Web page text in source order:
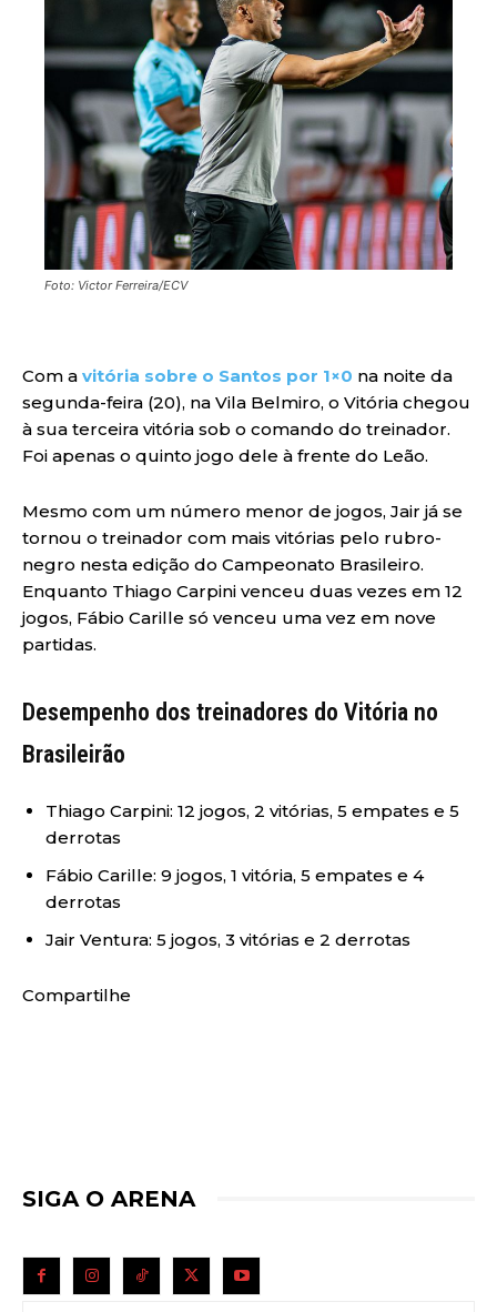
Foto: Victor Ferreira/ECV
Com a vitória sobre o Santos por 1×0 na noite da
segunda-feira (20), na Vila Belmiro, o Vitória chegou
à sua terceira vitória sob o comando do treinador.
Foi apenas o quinto jogo dele à frente do Leão.
Mesmo com um número menor de jogos, Jair já se
tornou o treinador com mais vitórias pelo rubro-
negro nesta edição do Campeonato Brasileiro.
Enquanto Thiago Carpini venceu duas vezes em 12
jogos, Fábio Carille só venceu uma vez em nove
partidas.
Desempenho dos treinadores do Vitória no
Brasileirão
Thiago Carpini: 12 jogos, 2 vitórias, 5 empates e 5
derrotas
Fábio Carille: 9 jogos, 1 vitória, 5 empates e 4
derrotas
Jair Ventura: 5 jogos, 3 vitórias e 2 derrotas
Compartilhe
SIGA O ARENA